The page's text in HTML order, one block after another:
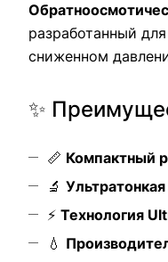
разработанный
сниженном
✨
📏 Компактный
🔬
⚡ Технология
💧